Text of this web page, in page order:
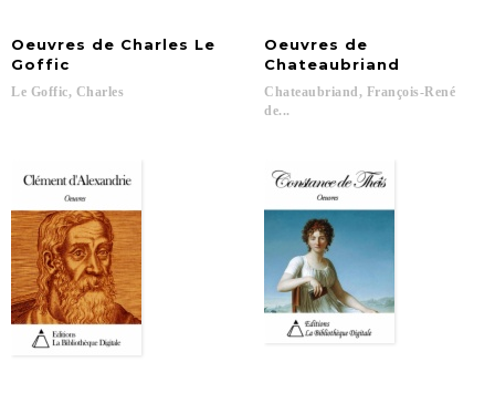
Oeuvres de Charles Le
Goffic
Le Goffic, Charles
Oeuvres de
Chateaubriand
Chateaubriand, François-René
de...